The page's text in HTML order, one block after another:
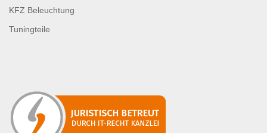
KFZ Beleuchtung
Tuningteile